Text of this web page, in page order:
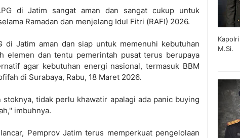
di Jatim sangat aman dan sangat cukup untuk
Ramadan dan menjelang Idul Fitri (RAFI) 2026.
di Jatim aman dan siap untuk memenuhi kebutuhan
elemen dan tentu pemerintah pusat terus berupaya
agar kebutuhan energi nasional, termasuk BBM
di Surabaya, Rabu, 18 Maret 2026.
tidak perlu khawatir apalagi ada panic buying
imbuhnya.
Pemprov Jatim terus memperkuat pengelolaan
M.Si.